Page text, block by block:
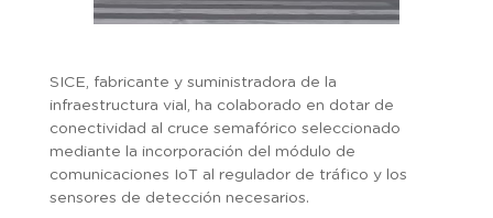
SICE, fabricante y suministradora de la
infraestructura vial, ha colaborado en dotar de
conectividad al cruce semafórico seleccionado
mediante la incorporación del módulo de
comunicaciones IoT al regulador de tráfico y los
sensores de detección necesarios.